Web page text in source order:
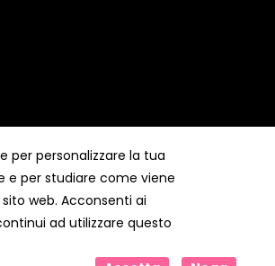
Cloud SolutionbySTUDIO
per personalizzare la tua
e per studiare come viene
web. Acconsenti ai
ad utilizzare questo